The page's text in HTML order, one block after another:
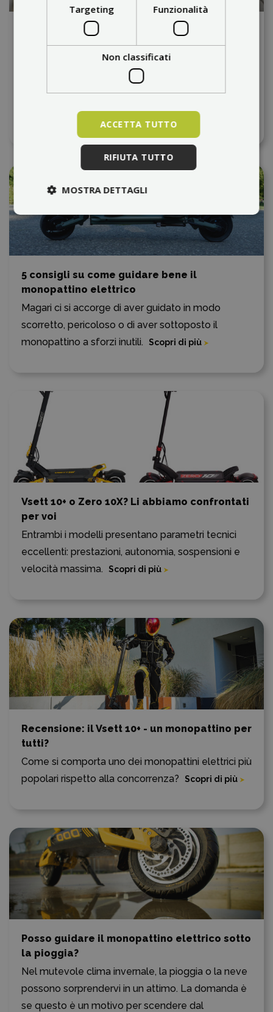
Come spurgare i freni idraulici del
monopattino elettrico?
Per far frenare il monopattino come se fosse
nuovo, è possibile spurgare l'impianto frenante a
e olio minerale. Tutto il...
5 consigli su come guidare bene il
monopattino elettrico
Magari ci si accorge di aver guidato in modo
scorretto, pericoloso o di aver sottoposto il
monopattino a sforzi inutili.
Scopri di più
Vsett 10+ o Zero 10X? Li abbiamo confrontati
per voi
Entrambi i modelli presentano parametri tecnici
eccellenti: prestazioni, autonomia, sospensioni e
velocità massima.
Scopri di più
Recensione: il Vsett 10+ - un monopattino per
tutti?
Come si comporta uno dei monopattini elettrici più
popolari rispetto alla concorrenza?
Scopri di più
Posso guidare il monopattino elettrico sotto
la pioggia?
Nel mutevole clima invernale, la pioggia o la neve
possono sorprendervi in un attimo. La domanda è
se questo è un motivo per scendere dal
Targeting Funzionalità
Non classificati
ACCETTA TUTTO
RIFIUTA TUTTO
MOSTRA DETTAGLI